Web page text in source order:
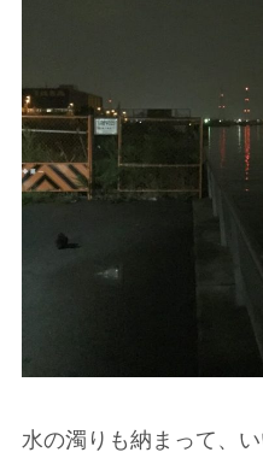
水の濁りも納まって、